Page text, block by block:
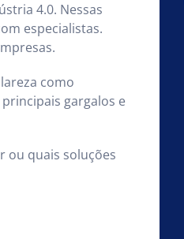
4.0. Nessas
especialistas.
como
gargalos e
ou quais soluções